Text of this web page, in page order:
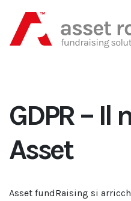
GDPR – Il
Asset
Asset fundRaising si